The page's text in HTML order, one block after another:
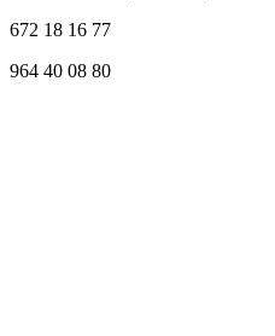
672 18 16 77
964 40 08 80